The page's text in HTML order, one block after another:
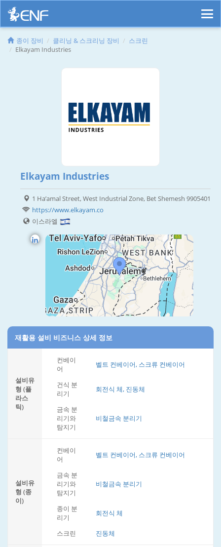
종이 장비 클리닝 & 스크리닝 장비
스크린
Elkayam Industries
Elkayam Industries
1 Ha’amal Street, West Industrial Zone, Bet Shemesh 9905401
https://www.elkayam.co
이스라엘
재활용 설비 비즈니스 상세 정보
설비유
형 (플
라스
틱)
컨베이
어
벨트 컨베이어, 스크류 컨베이어
건식 분
리기
회전식 체, 진동체
금속 분
리기와
탐지기
비철금속 분리기
설비유
형 (종
이)
컨베이
어
벨트 컨베이어, 스크류 컨베이어
금속 분
리기와
탐지기
비철금속 분리기
종이 분
리기
회전식 체
스크린 진동체